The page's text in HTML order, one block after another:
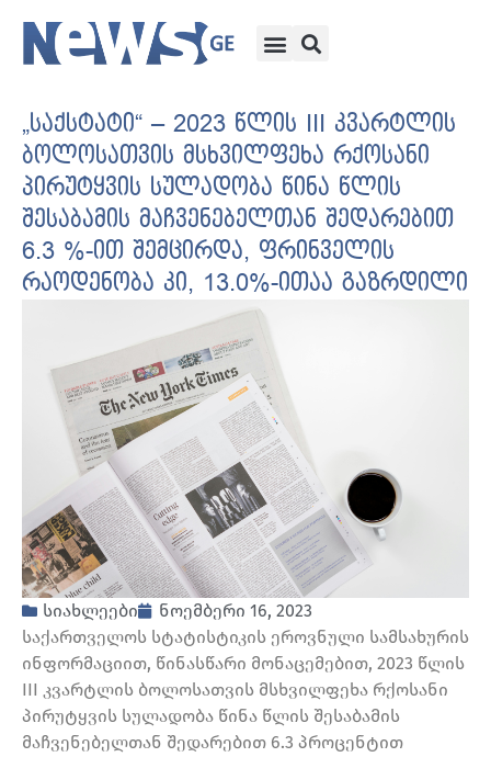
„საქსტატი“ – 2023 წლის III კვარტლის
ბოლოსათვის მსხვილფეხა რქოსანი
პირუტყვის სულადობა წინა წლის
შესაბამის მაჩვენებელთან შედარებით
6.3 %-ით შემცირდა, ფრინველის
რაოდენობა კი, 13.0%-ითაა გაზრდილი
სიახლეები
ნოემბერი 16, 2023
საქართველოს სტატისტიკის ეროვნული სამსახურის
ინფორმაციით, წინასწარი მონაცემებით, 2023 წლის
III კვარტლის ბოლოსათვის მსხვილფეხა რქოსანი
პირუტყვის სულადობა წინა წლის შესაბამის
მაჩვენებელთან შედარებით 6.3 პროცენტით